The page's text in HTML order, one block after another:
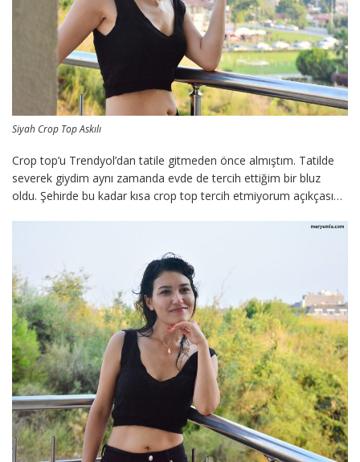
Siyah Crop Top Askılı
Crop top’u Trendyol’dan tatile gitmeden önce almıştım. Tatilde
severek giydim aynı zamanda evde de tercih ettiğim bir bluz
oldu. Şehirde bu kadar kısa crop top tercih etmiyorum açıkçası…